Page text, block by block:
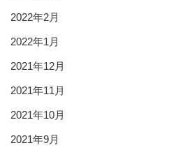
2022年2月
2022年1月
2021年12月
2021年11月
2021年10月
2021年9月